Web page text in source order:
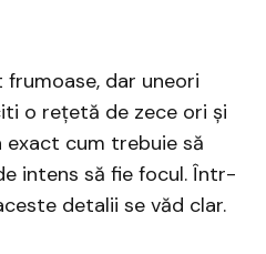
dar uneori
o rețetă de zece ori și
cum trebuie să
intens să fie focul. Într-
detalii se văd clar.